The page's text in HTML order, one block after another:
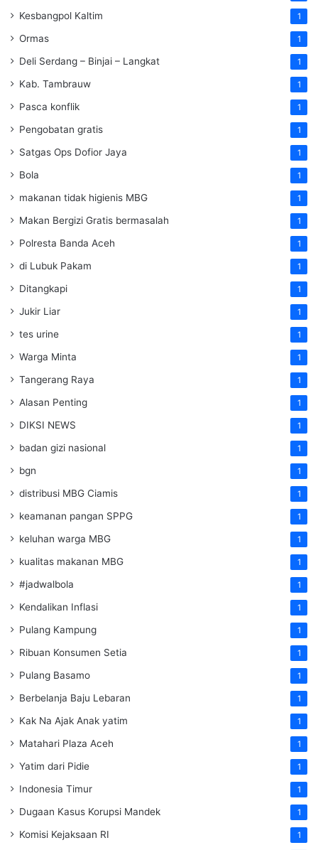
Kesbangpol Kaltim 1
Ormas 1
Deli Serdang – Binjai – Langkat 1
Kab. Tambrauw 1
Pasca konflik 1
Pengobatan gratis 1
Satgas Ops Dofior Jaya 1
Bola 1
makanan tidak higienis MBG 1
Makan Bergizi Gratis bermasalah 1
Polresta Banda Aceh 1
di Lubuk Pakam 1
Ditangkapi 1
Jukir Liar 1
tes urine 1
Warga Minta 1
Tangerang Raya 1
Alasan Penting 1
DIKSI NEWS 1
badan gizi nasional 1
bgn 1
distribusi MBG Ciamis 1
keamanan pangan SPPG 1
keluhan warga MBG 1
kualitas makanan MBG 1
#jadwalbola 1
Kendalikan Inflasi 1
Pulang Kampung 1
Ribuan Konsumen Setia 1
Pulang Basamo 1
Berbelanja Baju Lebaran 1
Kak Na Ajak Anak yatim 1
Matahari Plaza Aceh 1
Yatim dari Pidie 1
Indonesia Timur 1
Dugaan Kasus Korupsi Mandek 1
Komisi Kejaksaan RI 1